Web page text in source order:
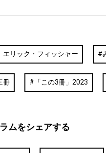
エリック・フィッシャー
冊 「この3冊」2023
ムをシェアする